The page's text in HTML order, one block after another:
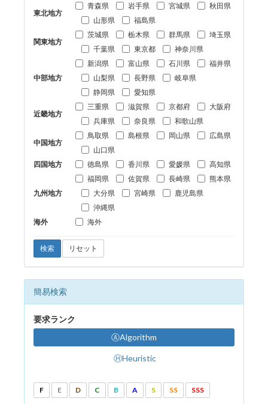
東北地方
青森県 岩手県 宮城県
秋田県
山形県
福島県
関東地方
茨城県 栃木県 群馬県
埼玉県
千葉県
東京都 神奈川県
中部地方
新潟県 富山県 石川県
福井県
山梨県
長野県
岐阜県
静岡県
愛知県
近畿地方
三重県 滋賀県 京都府
大阪府
兵庫県
奈良県 和歌山県
中国地方
鳥取県 島根県 岡山県
広島県
山口県
四国地方
徳島県 香川県 愛媛県 高知県
九州地方
福岡県 佐賀県 長崎県
熊本県
大分県
宮崎県
鹿児島県
沖縄県
海外
海外
検索 リセット
簡易検索
要求ランク
ⒶAlgorithm
ⒽHeuristic
F E D C B A S SS SSS